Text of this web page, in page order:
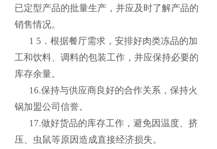
已定型产品的批量生产，并应及时了解产品的
销售情况。
1 5．根据餐厅需求，安排好肉类冻品的加
工和饮料、调料的包装工作，并应保持必要的
库存余量。
16.保持与供应商良好的合作关系，保持火
锅加盟公司信誉。
17.做好货品的库存工作，避免因温度、挤
压、虫鼠等原因造成直接经济损失。